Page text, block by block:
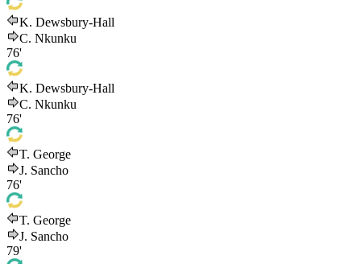
K. Dewsbury-Hall
C. Nkunku
76'
K. Dewsbury-Hall
C. Nkunku
76'
T. George
J. Sancho
76'
T. George
J. Sancho
79'